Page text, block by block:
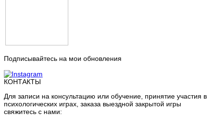
Подписывайтесь на мои обновления
КОНТАКТЫ
Для записи на консультацию или обучение, принятие участия в
психологических играх, заказа выездной закрытой игры
свяжитесь с нами: